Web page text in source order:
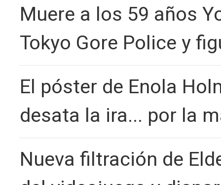
Muere a los 59 años
Tokyo Gore Police y
El póster de Enola
desata la ira... por la
Nueva filtración de